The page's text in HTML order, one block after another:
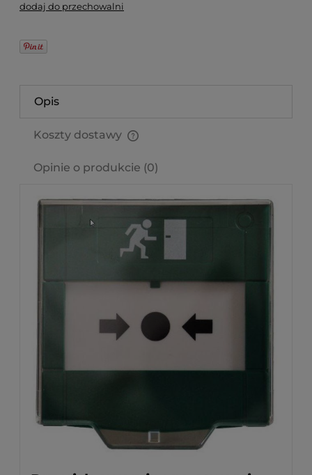
dodaj do przechowalni
Opis
Koszty dostawy
Opinie o produkcie (0)